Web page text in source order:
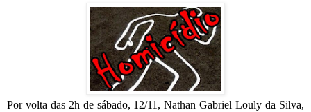
Por volta das 2h de sábado, 12/11, Nathan Gabriel Louly da Silva,